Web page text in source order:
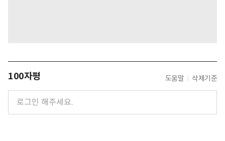
100자평 도움말 삭제기준